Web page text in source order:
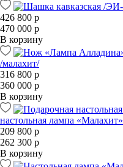
426 800 р
470 000 р
В корзину
/малахит/
316 800 р
360 000 р
В корзину
настольная лампа «Малахит»
209 800 р
262 300 р
В корзину